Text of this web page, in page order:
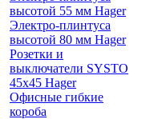
высотой 55 мм Hager
Электро-плинтуса
высотой 80 мм Hager
Розетки и
выключатели SYSTO
45х45 Hager
Офисные гибкие
короба